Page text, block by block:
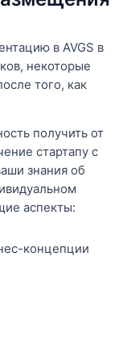
в AVGS в
некоторые
того, как
получить от
стартапу с
знания об
аспекты:
концепции